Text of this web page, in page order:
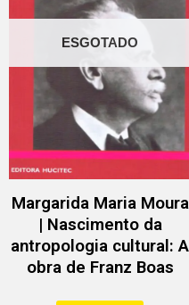
ESGOTADO
Margarida Maria Moura
| Nascimento da
antropologia cultural: A
obra de Franz Boas